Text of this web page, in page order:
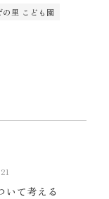
の里 こども園
いて考える